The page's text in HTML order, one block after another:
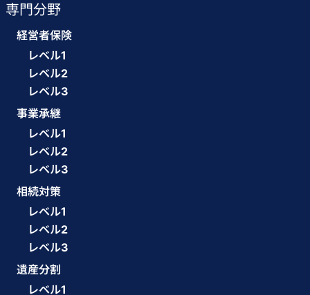
専門分野
経営者保険
レベル1
レベル2
レベル3
事業承継
レベル1
レベル2
レベル3
相続対策
レベル1
レベル2
レベル3
遺産分割
レベル1